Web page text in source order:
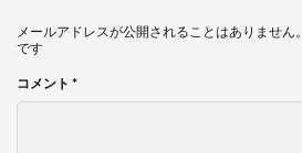
メールアドレスが公開されることはありません。
です
コメント *